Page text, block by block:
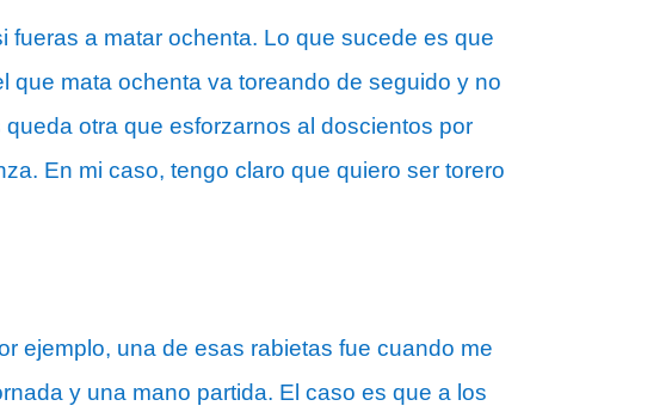
a matar ochenta. Lo que sucede es que
que mata ochenta va toreando de seguido y no
otra que esforzarnos al doscientos por
En mi caso, tengo claro que quiero ser torero
ejemplo, una de esas rabietas fue cuando me
y una mano partida. El caso es que a los